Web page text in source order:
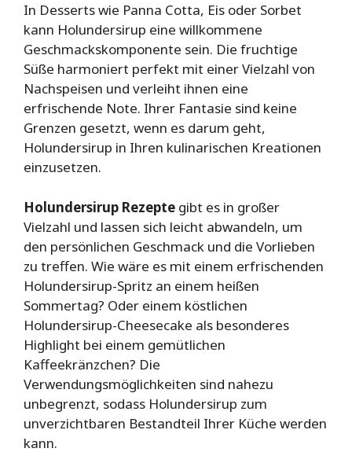
In Desserts wie Panna Cotta, Eis oder Sorbet
kann Holundersirup eine willkommene
Geschmackskomponente sein. Die fruchtige
Süße harmoniert perfekt mit einer Vielzahl von
Nachspeisen und verleiht ihnen eine
erfrischende Note. Ihrer Fantasie sind keine
Grenzen gesetzt, wenn es darum geht,
Holundersirup in Ihren kulinarischen Kreationen
einzusetzen.
Holundersirup Rezepte gibt es in großer
Vielzahl und lassen sich leicht abwandeln, um
den persönlichen Geschmack und die Vorlieben
zu treffen. Wie wäre es mit einem erfrischenden
Holundersirup-Spritz an einem heißen
Sommertag? Oder einem köstlichen
Holundersirup-Cheesecake als besonderes
Highlight bei einem gemütlichen
Kaffeekränzchen? Die
Verwendungsmöglichkeiten sind nahezu
unbegrenzt, sodass Holundersirup zum
unverzichtbaren Bestandteil Ihrer Küche werden
kann.